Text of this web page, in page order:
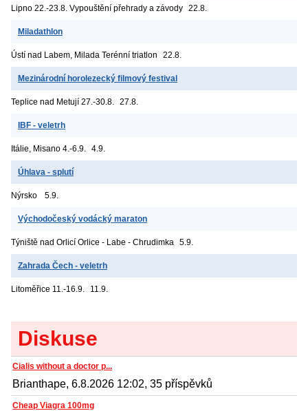
Lipno 22.-23.8. Vypouštění přehrady a závody 22.8.
Miladathlon
Ústí nad Labem, Milada Terénní triatlon 22.8.
Mezinárodní horolezecký filmový festival
Teplice nad Metují 27.-30.8. 27.8.
IBF - veletrh
Itálie, Misano 4.-6.9. 4.9.
Úhlava - splutí
Nýrsko 5.9.
Východočeský vodácký maraton
Týniště nad Orlicí Orlice - Labe - Chrudimka 5.9.
Zahrada Čech - veletrh
Litoměřice 11.-16.9. 11.9.
Diskuse
Cialis without a doctor p...
Brianthape, 6.8.2026 12:02, 35 příspěvků
Cheap Viagra 100mg